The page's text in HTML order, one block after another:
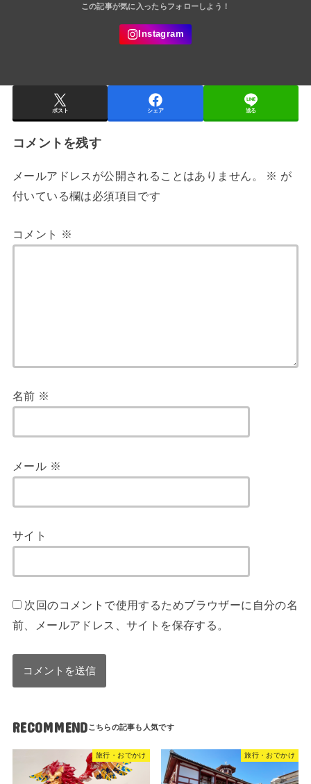
ポスト シェア 送る
コメントを残す
メールアドレスが公開されることはありません。 ※ が
付いている欄は必須項目です
コメント ※
名前 ※
メール ※
サイト
次回のコメントで使用するためブラウザーに自分の名
前、メールアドレス、サイトを保存する。
RECOMMEND
旅行・おでかけ 旅行・おでかけ